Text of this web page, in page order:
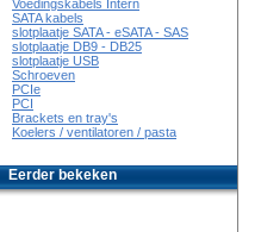
Voedingskabels Intern
SATA kabels
slotplaatje SATA - eSATA - SAS
slotplaatje DB9 - DB25
slotplaatje USB
Schroeven
PCIe
PCI
Brackets en tray's
Koelers / ventilatoren / pasta
Eerder bekeken